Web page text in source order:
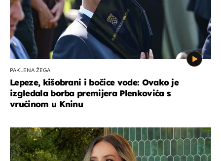
PAKLENA ŽEGA
Lepeze, kišobrani i bočice vode: Ovako je
izgledala borba premijera Plenkovića s
vrućinom u Kninu